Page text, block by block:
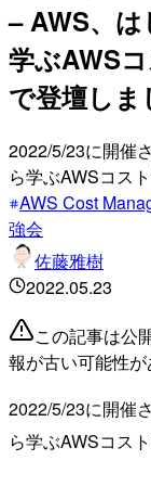
– AWS、
学ぶAWS
で登壇し
2022/5/23に開催
ら学ぶAWSコス
AWS Cost
強会
佐藤雅樹
2022.05.23
この記事は公
報が古い可能性が
2022/5/23に開催
ら学ぶAWSコス